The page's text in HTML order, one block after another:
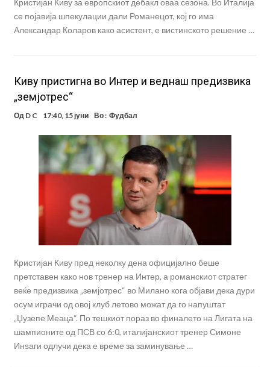
Кристијан Киву за европскиот дебакл оваа сезона. Во Италија
се појавија шпекулации дали Романецот, кој го има
Александар Коларов како асистент, е вистинското решение …
Киву пристигна во Интер и веднаш предизвика
„земјотрес“
Од D C 17:40, 15 јуни Во : Фудбал
Кристијан Киву пред неколку дена официјално беше
претставен како нов тренер на Интер, а романскиот стратег
веќе предизвика „земјотрес“ во Милано кога објави дека дури
осум играчи од овој клуб летово можат да го напуштат
„Џузепе Меаца“. По тешкиот пораз во финалето на Лигата на
шампионите од ПСВ со 6:0, италијанскиот тренер Симоне
Инѕаги одлучи дека е време за заминување …